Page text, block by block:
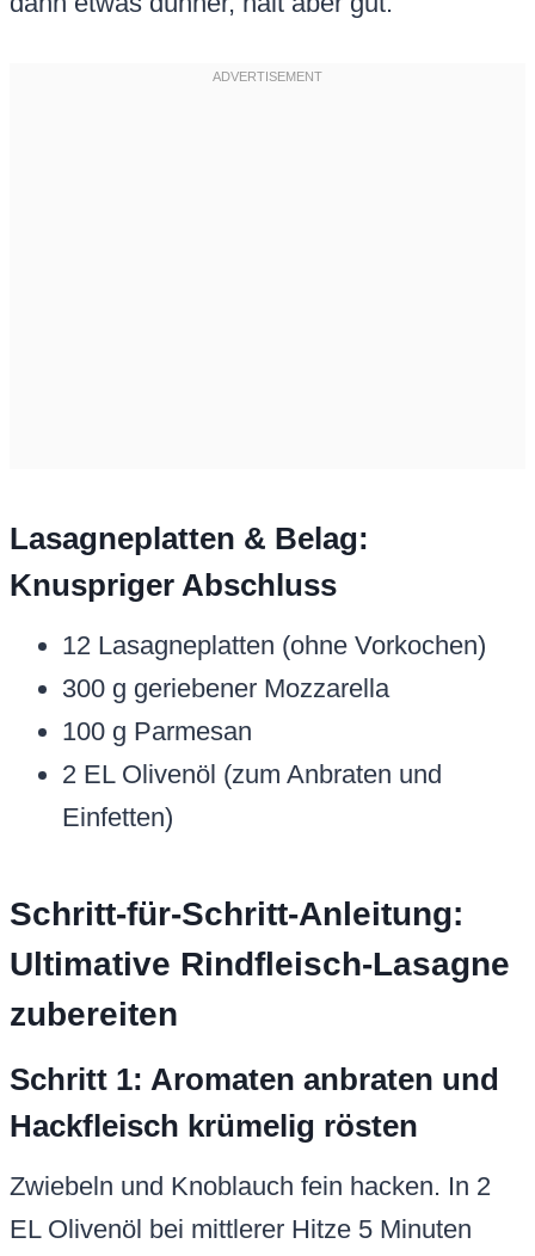
Lasagneplatten & Belag:
Knuspriger Abschluss
12 Lasagneplatten (ohne Vorkochen)
300 g geriebener Mozzarella
100 g Parmesan
2 EL Olivenöl (zum Anbraten und
Einfetten)
Schritt-für-Schritt-Anleitung:
Ultimative Rindfleisch-Lasagne
zubereiten
Schritt 1: Aromaten anbraten und
Hackfleisch krümelig rösten
Zwiebeln und Knoblauch fein hacken. In 2
EL Olivenöl bei mittlerer Hitze 5 Minuten